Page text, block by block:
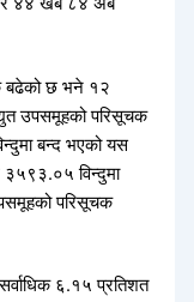
बढेको छ भने १२
उपसमूहको परिसूचक
बन्द भएको यस
विन्दुमा
परिसूचक
६.१५ प्रतिशत